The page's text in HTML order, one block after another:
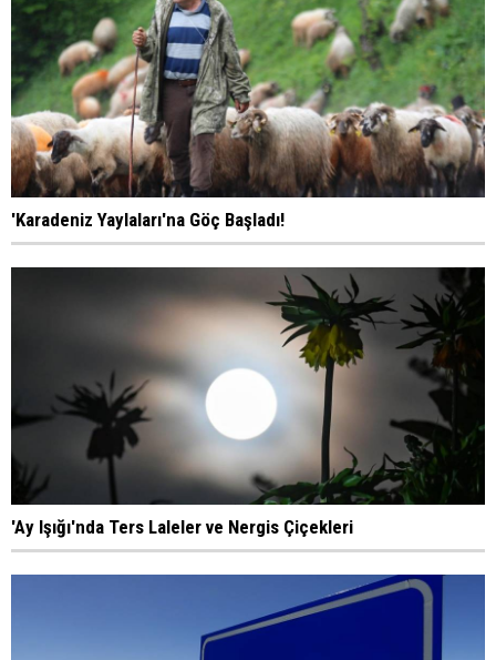
'Karadeniz Yaylaları'na Göç Başladı!
'Ay Işığı'nda Ters Laleler ve Nergis Çiçekleri